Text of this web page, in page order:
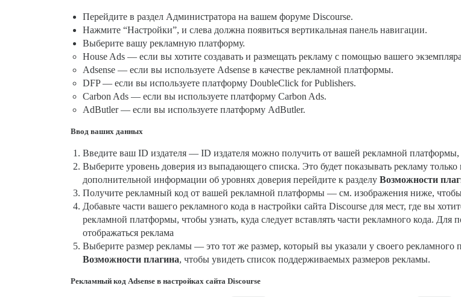
Перейдите в раздел Администратора на вашем форуме Discourse.
Нажмите “Настройки”, и слева должна появиться вертикальная панель навигации.
Выберите вашу рекламную платформу.
House Ads — если вы хотите создавать и размещать рекламу с помощью вашего
Adsense — если вы используете Adsense в качестве рекламной платформы.
DFP — если вы используете платформу DoubleClick for Publishers.
Carbon Ads — если вы используете платформу Carbon Ads.
AdButler — если вы используете платформу AdButler.
Ввод ваших данных
Введите ваш ID издателя — ID издателя можно получить от вашей рекламной
Выберите уровень доверия из выпадающего списка. Это будет показывать рекламу
дополнительной информации об уровнях доверия перейдите к разделу Возможности
Получите рекламный код от вашей рекламной платформы — см. изображения ниже, чтобы
Добавьте части вашего рекламного кода в настройки сайта Discourse для мест, где вы
рекламной платформы, чтобы узнать, куда следует вставлять части рекламного кода.
отображаться реклама
Выберите размер рекламы — это тот же размер, который вы указали у своего рекламного
Возможности плагина, чтобы увидеть список поддерживаемых размеров рекламы.
Рекламный код Adsense в настройках сайта Discourse